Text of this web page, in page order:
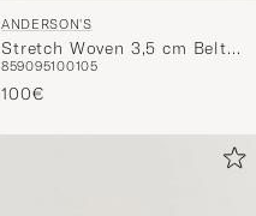
ANDERSON'S
Stretch Woven 3,5 cm Belt
Beige
859095100105
100€